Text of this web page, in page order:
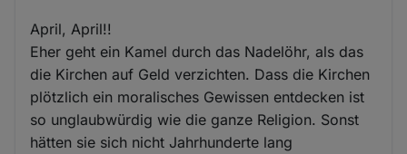
April, April!!
Eher geht ein Kamel durch das Nadelöhr, als das
die Kirchen auf Geld verzichten. Dass die Kirchen
plötzlich ein moralisches Gewissen entdecken ist
so unglaubwürdig wie die ganze Religion. Sonst
hätten sie sich nicht Jahrhunderte lang